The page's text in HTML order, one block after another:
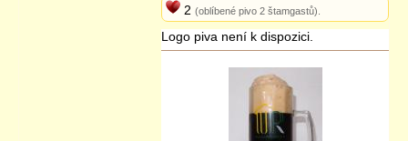
2 (oblíbené pivo 2 štamgastů).
Logo piva není k dispozici.